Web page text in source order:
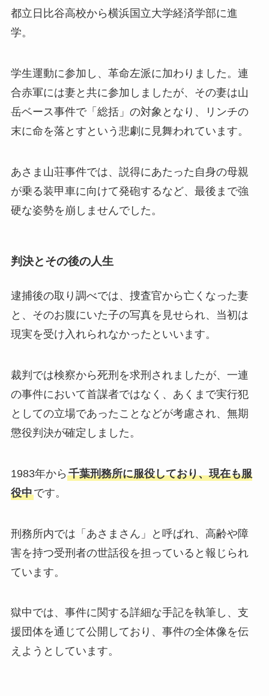
都立日比谷高校から横浜国立大学経済学部に進
学。
学生運動に参加し、革命左派に加わりました。連
合赤軍には妻と共に参加しましたが、その妻は山
岳ベース事件で「総括」の対象となり、リンチの
末に命を落とすという悲劇に見舞われています。
あさま山荘事件では、説得にあたった自身の母親
が乗る装甲車に向けて発砲するなど、最後まで強
硬な姿勢を崩しませんでした。
判決とその後の人生
逮捕後の取り調べでは、捜査官から亡くなった妻
と、そのお腹にいた子の写真を見せられ、当初は
現実を受け入れられなかったといいます。
裁判では検察から死刑を求刑されましたが、一連
の事件において首謀者ではなく、あくまで実行犯
としての立場であったことなどが考慮され、無期
懲役判決が確定しました。
1983年から 千葉刑務所に服役しており、現在も服
役中です。
刑務所内では「あさまさん」と呼ばれ、高齢や障
害を持つ受刑者の世話役を担っていると報じられ
ています。
獄中では、事件に関する詳細な手記を執筆し、支
援団体を通じて公開しており、事件の全体像を伝
えようとしています。